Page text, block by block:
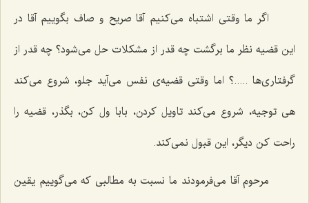
اگر ما وقتی اشتباه می‌کنیم آقا صریح و صاف بگوییم آقا در
این قضیه نظر ما برگشت چه قدر از مشکلات حل می‌شود؟ چه قدر از
گرفتاری‌ها .....؟ اما وقتی قضیه‌ی نفس می‌آید جلو، شروع می‌کند
هی توجیه، شروع می‌کند تاویل کردن، بابا ول کن، بگذر، قضیه را
راحت کن دیگر، این قبول نمی‌کند.
مرحوم آقا می‌فرمودند ما نسبت به مطالبی که می‌گوییم یقین